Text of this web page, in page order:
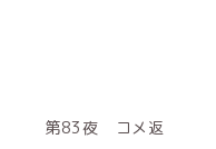
第83夜 コメ返